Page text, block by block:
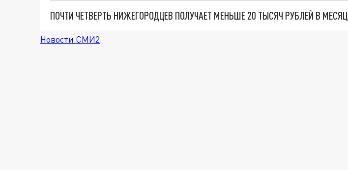
ПОЧТИ ЧЕТВЕРТЬ НИЖЕГОРОДЦЕВ ПОЛУЧАЕТ МЕНЬШЕ 20 ТЫСЯЧ РУБЛЕЙ В МЕСЯЦ
Новости СМИ2